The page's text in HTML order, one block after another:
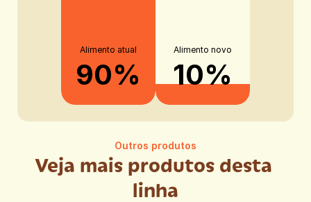
Alimento atual
90%
Alimento novo
10%
Outros produtos
Veja mais produtos desta
linha